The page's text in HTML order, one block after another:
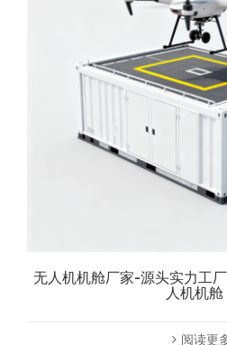
无人机机舱厂家-源头实力工
人机机舱
阅读更